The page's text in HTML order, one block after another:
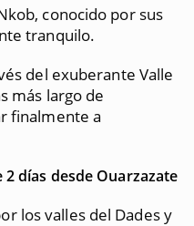
conocido por sus
tranquilo.
del exuberante Valle
más largo de
finalmente a
días desde Ouarzazate
los valles del Dades y